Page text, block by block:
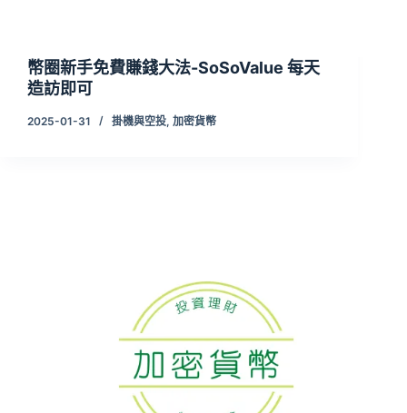
幣圈新手免費賺錢大法-SoSoValue 每天
造訪即可
2025-01-31 掛機與空投, 加密貨幣